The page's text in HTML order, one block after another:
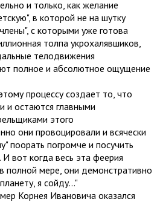
и только, как желание
в которой не на шутку
с которыми уже готова
толпа укрохалявшиков,
телодвижения
полное и абсолютное ощущение
процессу создает то, что
и остаются главными
этого
они провоцировали и всячески
поорать погромче и посучить
вот когда весь эта феерия
полной мере, они демонстративно
я сойду..."
Корнея Ивановича оказался